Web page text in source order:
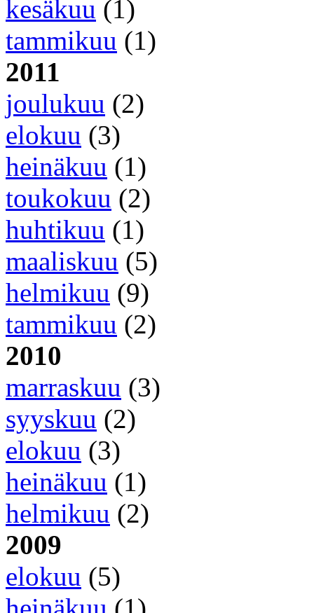
kesäkuu (1)
tammikuu (1)
2011
joulukuu (2)
elokuu (3)
heinäkuu (1)
toukokuu (2)
huhtikuu (1)
maaliskuu (5)
helmikuu (9)
tammikuu (2)
2010
marraskuu (3)
syyskuu (2)
elokuu (3)
heinäkuu (1)
helmikuu (2)
2009
elokuu (5)